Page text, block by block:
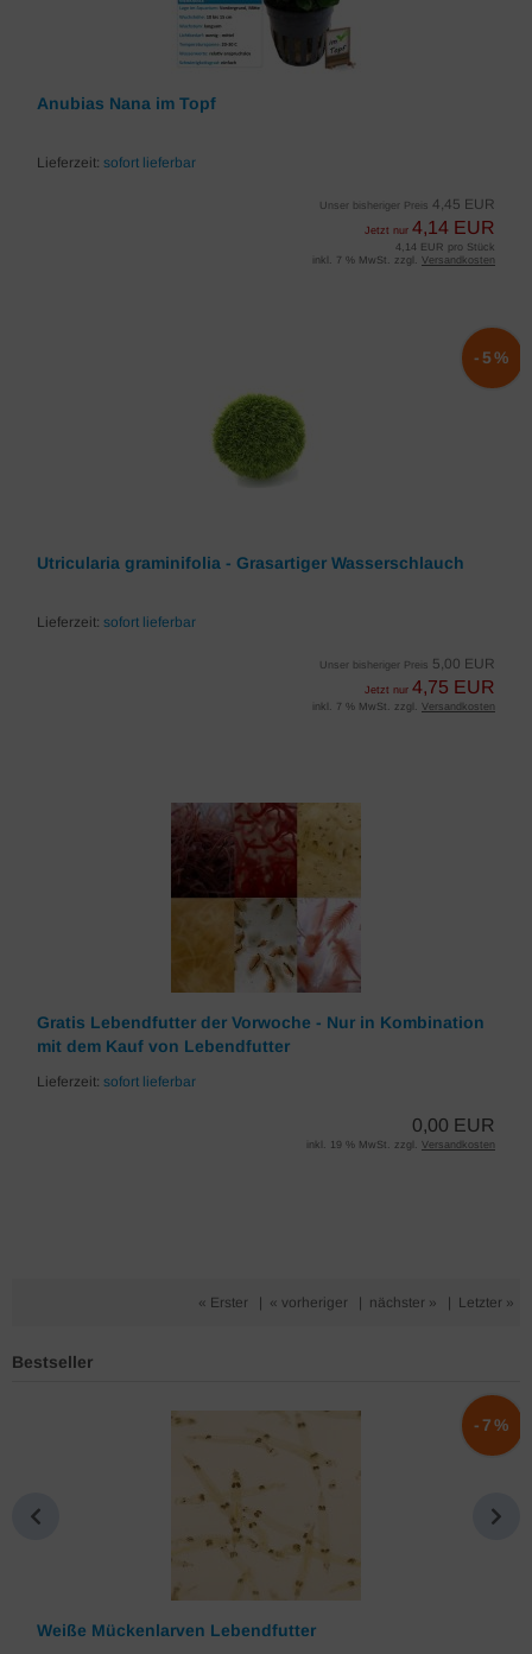
Anubias Nana im Topf
Lieferzeit: sofort lieferbar
Unser bisheriger Preis 4,45 EUR
Jetzt nur 4,14 EUR
4,14 EUR pro Stück
inkl. 7 % MwSt. zzgl. Versandkosten
Utricularia graminifolia - Grasartiger Wasserschlauch
Lieferzeit: sofort lieferbar
Unser bisheriger Preis 5,00 EUR
Jetzt nur 4,75 EUR
-5%
inkl. 7 % MwSt. zzgl. Versandkosten
Gratis Lebendfutter der Vorwoche - Nur in Kombination
mit dem Kauf von Lebendfutter
Lieferzeit: sofort lieferbar
0,00 EUR
inkl. 19 % MwSt. zzgl. Versandkosten
« Erster « vorheriger nächster » Letzter »
Bestseller
Weiße Mückenlarven Lebendfutter
-7%